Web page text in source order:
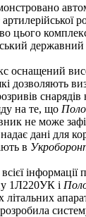
цього
державний
оснащений
дозволяють
снарядів
на те, що
не може
надає дані для
в
інформації
1Л220УК і
літальних
розробила